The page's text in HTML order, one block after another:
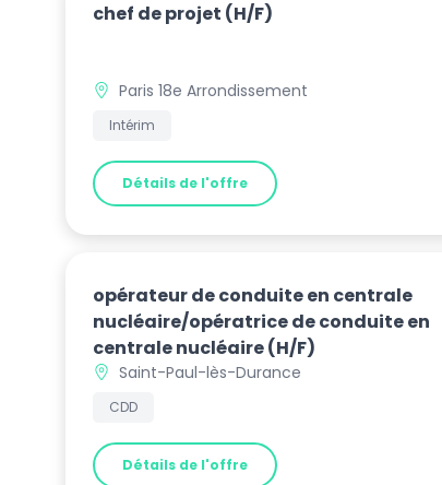
chef de projet (H/F)
Paris 18e Arrondissement
Intérim
Détails de l'offre
opérateur de conduite en centrale
nucléaire/opératrice de conduite en
centrale nucléaire(H/F)
Saint-Paul-lès-Durance
CDD
Détails de l'offre